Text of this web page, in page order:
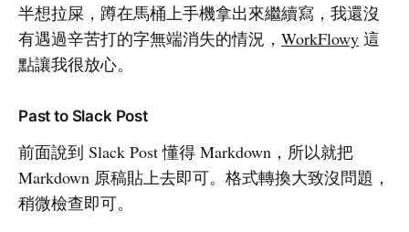
半想拉屎，蹲在馬桶上手機拿出來繼續寫，我還沒
有遇過辛苦打的字無端消失的情況， WorkFlowy 這
點讓我很放心。
Past to Slack Post
前面說到 Slack Post 懂得 Markdown，所以就把
Markdown 原稿貼上去即可。格式轉換大致沒問題，
稍微檢查即可。